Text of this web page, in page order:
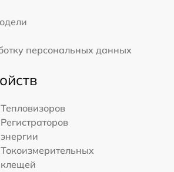
персональных данных
Тепловизоров
Регистраторов
энергии
Токоизмерительных
клещей